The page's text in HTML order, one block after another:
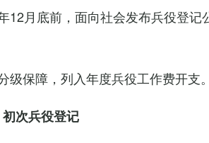
12月底前，面向社会发布兵役登记
保障，列入年度兵役工作费开支。
次兵役登记